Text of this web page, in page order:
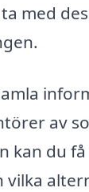
med
av
kan du
vilka